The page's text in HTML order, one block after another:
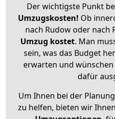
Der wichtigste Punkt
Umzugskosten! Ob
nach Rudow oder nach
Umzug kostet. Man
sein, was das Budget
erwarten und wünschen
dafür
Um Ihnen bei der
zu helfen, bieten wir